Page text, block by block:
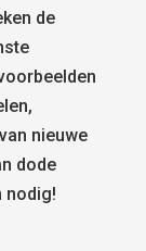
de
nieuwe
dode
nodig!